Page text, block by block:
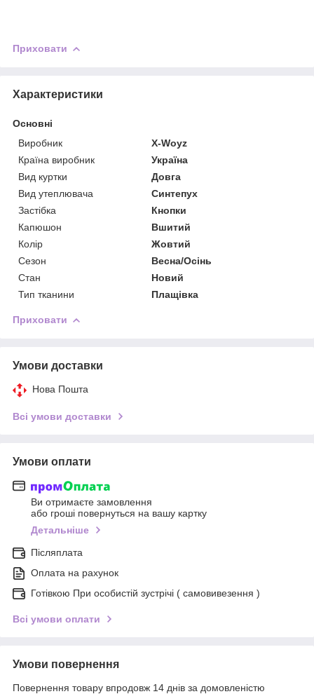
Приховати
Характеристики
Основні
Виробник
X-Woyz
Країна виробник
Україна
Вид куртки
Довга
Вид утеплювача
Синтепух
Застібка
Кнопки
Капюшон
Вшитий
Колір
Жовтий
Сезон
Весна/Осінь
Стан
Новий
Тип тканини
Плащівка
Приховати
Умови доставки
Нова Пошта
Всі умови доставки
Умови оплати
Ви отримаєте замовлення
або гроші повернуться на вашу картку
Детальніше
Післяплата
Оплата на рахунок
Готівкою При особистій зустрічі ( самовивезення )
Всі умови оплати
Умови повернення
Повернення товару впродовж 14 днів за домовленістю